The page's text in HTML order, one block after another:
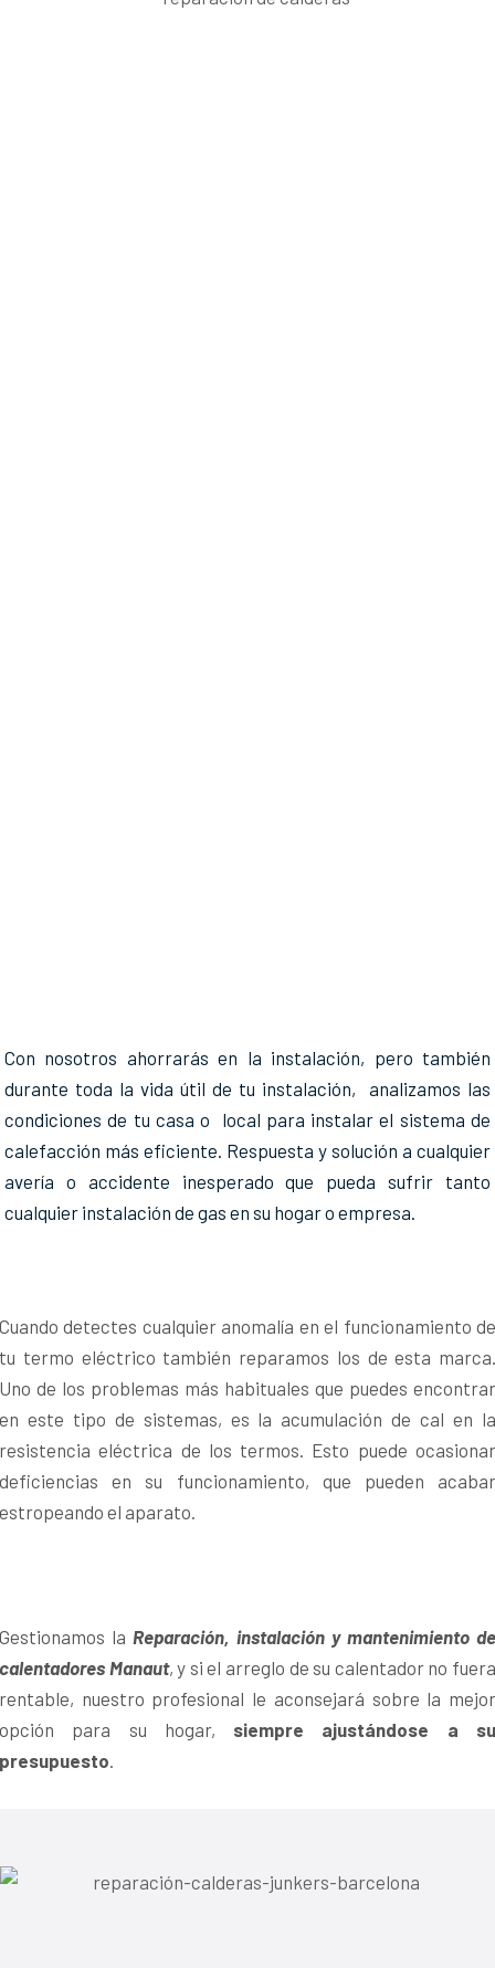
Con nosotros ahorrarás en la instalación, pero también
durante toda la vida útil de tu instalación, analizamos las
condiciones de tu casa o local para instalar el sistema de
calefacción más eficiente. Respuesta y solución a cualquier
avería o accidente inesperado que pueda sufrir tanto
cualquier instalación de gas en su hogar o empresa.
Cuando detectes cualquier anomalía en el funcionamiento de
tu termo eléctrico también reparamos los de esta marca.
Uno de los problemas más habituales que puedes encontrar
en este tipo de sistemas, es la acumulación de cal en la
resistencia eléctrica de los termos. Esto puede ocasionar
deficiencias en su funcionamiento, que pueden acabar
estropeando el aparato.
Gestionamos la Reparación, instalación y mantenimiento
calentadores Manaut, y si el arreglo de su calentador no
rentable, nuestro profesional le aconsejará sobre la mejor
opción para su hogar, siempre ajustándose a
presupuesto